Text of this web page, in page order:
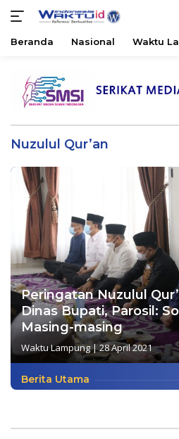
konten
Beranda Nasional Waktu
Nuzulul Qur’an
Peringatan Nuzulul
Dinas Bupati, Parosil:
Masing-masing
Waktu Lampung|28 April 2021
Berita Utama